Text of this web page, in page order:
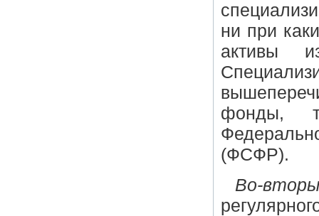
ни при
активы
фонды,
(ФСФР).
Во-